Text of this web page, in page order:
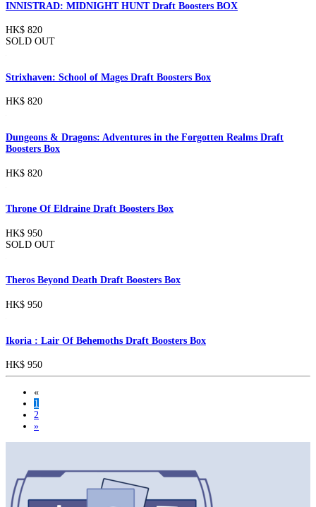
INNISTRAD: MIDNIGHT HUNT Draft Boosters BOX
HK$ 820
SOLD OUT
Strixhaven: School of Mages Draft Boosters Box
HK$ 820
Dungeons & Dragons: Adventures in the Forgotten Realms Draft
Boosters Box
HK$ 820
Throne Of Eldraine Draft Boosters Box
HK$ 950
SOLD OUT
Theros Beyond Death Draft Boosters Box
HK$ 950
Ikoria : Lair Of Behemoths Draft Boosters Box
HK$ 950
«
1
2
»